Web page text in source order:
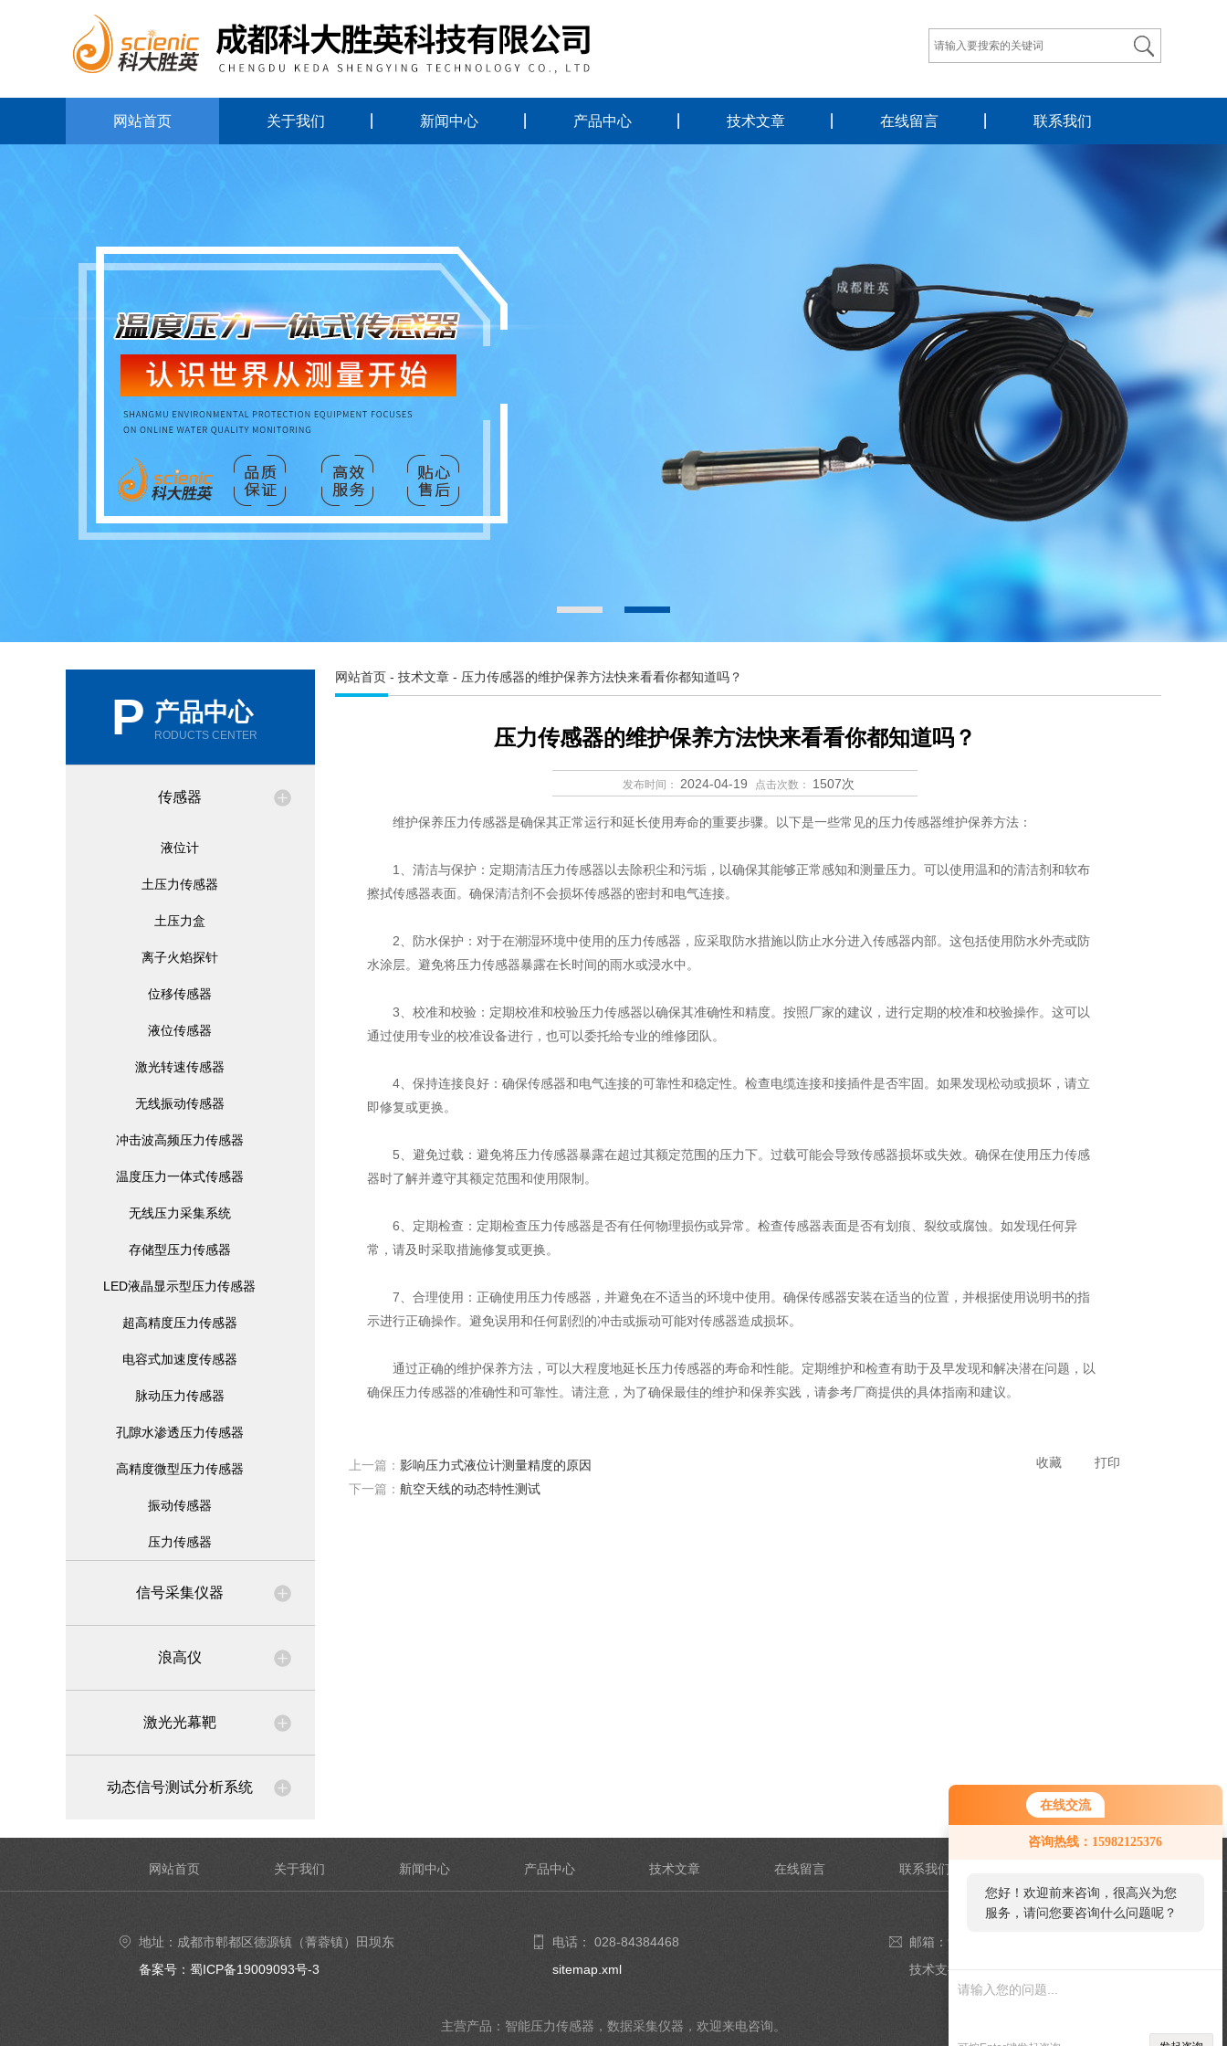
在线交流
咨询热线：15982125376
您好！欢迎前来咨询，很高兴为您
服务，请问您要咨询什么问题呢？
网站首页 关于我们 新闻中心 产品中心 技术文章 在线留言 联系我们
P 产品中心
RODUCTS CENTER
传感器
液位计
土压力传感器
土压力盒
离子火焰探针
位移传感器
液位传感器
激光转速传感器
无线振动传感器
冲击波高频压力传感器
温度压力一体式传感器
无线压力采集系统
存储型压力传感器
LED液晶显示型压力传感器
超高精度压力传感器
电容式加速度传感器
脉动压力传感器
孔隙水渗透压力传感器
高精度微型压力传感器
振动传感器
压力传感器
信号采集仪器
浪高仪
激光光幕靶
动态信号测试分析系统
网站首页 - 技术文章 - 压力传感器的维护保养方法快来看看你都知道吗？
压力传感器的维护保养方法快来看看你都知道吗？
发布时间： 2024-04-19 点击次数： 1507次
维护保养压力传感器是确保其正常运行和延长使用寿命的重要步骤。以下是一些常见的压力传感器维护保养方法：
1、清洁与保护：定期清洁压力传感器以去除积尘和污垢，以确保其能够正常感知和测量压力。可以使用温和的清洁剂和软布
擦拭传感器表面。确保清洁剂不会损坏传感器的密封和电气连接。
2、防水保护：对于在潮湿环境中使用的压力传感器，应采取防水措施以防止水分进入传感器内部。这包括使用防水外壳或防
水涂层。避免将压力传感器暴露在长时间的雨水或浸水中。
3、校准和校验：定期校准和校验压力传感器以确保其准确性和精度。按照厂家的建议，进行定期的校准和校验操作。这可以
通过使用专业的校准设备进行，也可以委托给专业的维修团队。
4、保持连接良好：确保传感器和电气连接的可靠性和稳定性。检查电缆连接和接插件是否牢固。如果发现松动或损坏，请立
即修复或更换。
5、避免过载：避免将压力传感器暴露在超过其额定范围的压力下。过载可能会导致传感器损坏或失效。确保在使用压力传感
器时了解并遵守其额定范围和使用限制。
6、定期检查：定期检查压力传感器是否有任何物理损伤或异常。检查传感器表面是否有划痕、裂纹或腐蚀。如发现任何异
常，请及时采取措施修复或更换。
7、合理使用：正确使用压力传感器，并避免在不适当的环境中使用。确保传感器安装在适当的位置，并根据使用说明书的指
示进行正确操作。避免误用和任何剧烈的冲击或振动可能对传感器造成损坏。
通过正确的维护保养方法，可以大程度地延长压力传感器的寿命和性能。定期维护和检查有助于及早发现和解决潜在问题，以
确保压力传感器的准确性和可靠性。请注意，为了确保最佳的维护和保养实践，请参考厂商提供的具体指南和建议。
上一篇： 影响压力式液位计测量精度的原因
下一篇： 航空天线的动态特性测试
收藏 打印
网站首页 关于我们 新闻中心 产品中心 技术文章 在线留言 联系我们
地址：成都市郫都区德源镇（菁蓉镇）田坝东
街6号4楼402号室
备案号：蜀ICP备19009093号-3
电话： 028-84384468
sitemap.xml
邮箱：980349543@qq.com
技术支持：
主营产品：智能压力传感器，数据采集仪器，欢迎来电咨询。